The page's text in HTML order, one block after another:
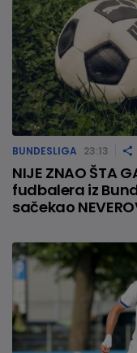
BUNDESLIGA 23:13
NIJE ZNAO ŠTA
fudbalera iz
sačekao